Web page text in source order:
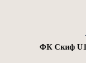
ФК Скиф